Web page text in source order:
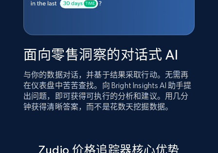
面向零售洞察的对话式 AI
与你的数据对话，并基于结果采取行动。无需再
在仪表盘中苦苦查找。向 Bright Insights AI 助手提
出问题，即可获得可执行的分析和建议。用几分
钟获得清晰答案，而不是花数天挖掘数据。
Zudio 价格追踪器核心优势